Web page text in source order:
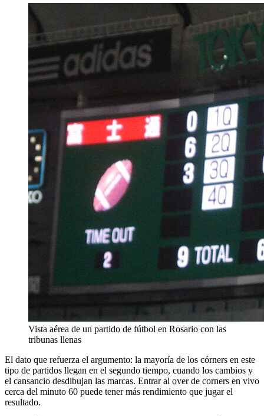
Vista aérea de un partido de fútbol en Rosario con las
tribunas llenas
El dato que refuerza el argumento: la mayoría de los córners en este
tipo de partidos llegan en el segundo tiempo, cuando los cambios y
el cansancio desdibujan las marcas. Entrar al over de corners en vivo
cerca del minuto 60 puede tener más rendimiento que jugar el
resultado.